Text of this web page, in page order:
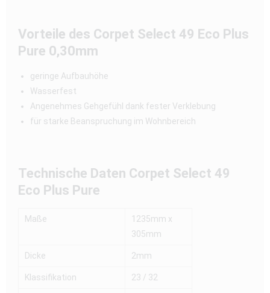
Vorteile des Corpet Select 49 Eco Plus
Pure 0,30mm
geringe Aufbauhöhe
Wasserfest
Angenehmes Gehgefühl dank fester Verklebung
für starke Beanspruchung im Wohnbereich
Technische Daten Corpet Select 49
Eco Plus Pure
Maße
1235mm x
305mm
Dicke 2mm
Klassifikation 23 / 32